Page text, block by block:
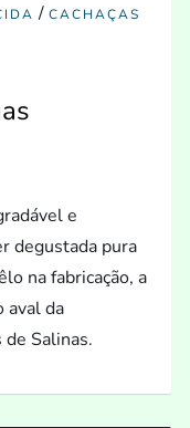
/CACHAÇAS
e
degustada pura
na fabricação, a
aval da
de Salinas.